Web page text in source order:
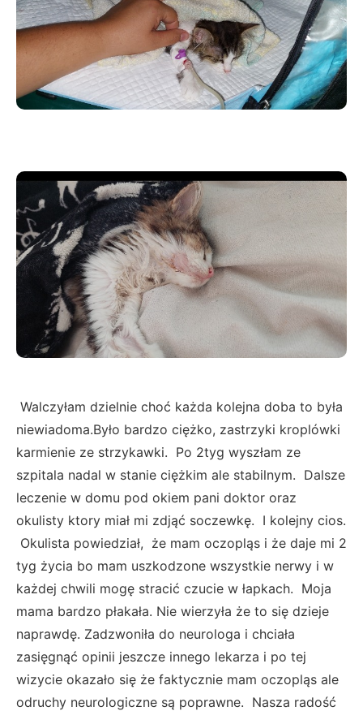
Walczyłam dzielnie choć każda kolejna doba to była
niewiadoma.Było bardzo ciężko, zastrzyki kroplówki
karmienie ze strzykawki. Po 2tyg wyszłam ze
szpitala nadal w stanie ciężkim ale stabilnym. Dalsze
leczenie w domu pod okiem pani doktor oraz
okulisty ktory miał mi zdjąć soczewkę. I kolejny cios.
Okulista powiedział, że mam oczopląs i że daje mi 2
tyg życia bo mam uszkodzone wszystkie nerwy i w
każdej chwili mogę stracić czucie w łapkach. Moja
mama bardzo płakała. Nie wierzyła że to się dzieje
naprawdę. Zadzwoniła do neurologa i chciała
zasięgnąć opinii jeszcze innego lekarza i po tej
wizycie okazało się że faktycznie mam oczopląs ale
odruchy neurologiczne są poprawne. Nasza radość